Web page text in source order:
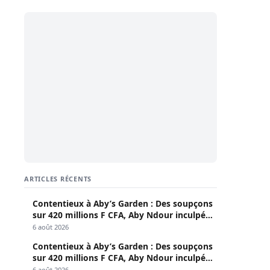
ARTICLES RÉCENTS
Contentieux à Aby’s Garden : Des soupçons
sur 420 millions F CFA, Aby Ndour inculpée
pour abus de biens sociaux
6 août 2026
Contentieux à Aby’s Garden : Des soupçons
sur 420 millions F CFA, Aby Ndour inculpée